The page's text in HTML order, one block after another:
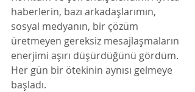
haberlerin, bazı arkadaşlarımın,
sosyal medyanın, bir çözüm
üretmeyen gereksiz mesajlaşmaların
enerjimi aşırı düşürdüğünü gördüm.
Her gün bir ötekinin aynısı gelmeye
başladı.